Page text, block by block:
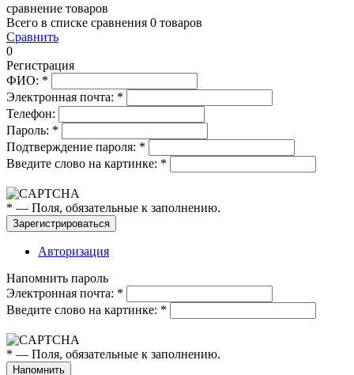
сравнение товаров
Всего в списке сравнения 0 товаров
Сравнить
0
Регистрация
ФИО: *
Электронная почта: *
Телефон:
Пароль: *
Подтверждение пароля: *
Введите слово на картинке: *
* — Поля, обязательные к заполнению.
Авторизация
Напомнить пароль
Электронная почта: *
Введите слово на картинке: *
* — Поля, обязательные к заполнению.